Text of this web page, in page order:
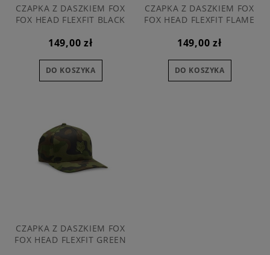
CZAPKA Z DASZKIEM FOX
FOX HEAD FLEXFIT BLACK
149,00 zł
DO KOSZYKA
CZAPKA Z DASZKIEM FOX
FOX HEAD FLEXFIT FLAME
149,00 zł
DO KOSZYKA
CZAPKA Z DASZKIEM FOX
FOX HEAD FLEXFIT GREEN